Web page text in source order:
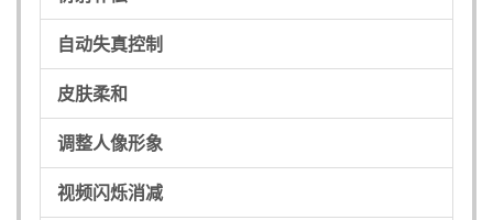
自动失真控制
皮肤柔和
调整人像形象
视频闪烁消减